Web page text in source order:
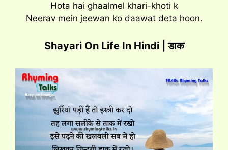
Hota hai ghaalmel khari-khoti k
Neerav mein jeewan ko daawat deta hoon.
Shayari On Life In Hindi | डाक